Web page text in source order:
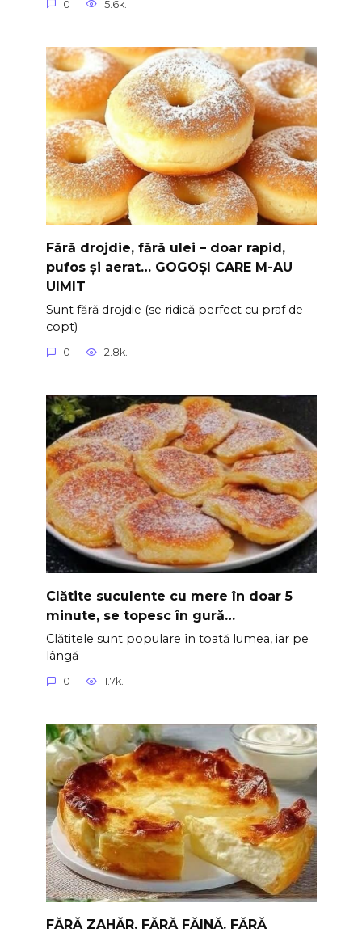
0 5.6k.
Fără drojdie, fără ulei – doar rapid,
pufos și aerat… GOGOȘI CARE M-AU
UIMIT
Sunt fără drojdie (se ridică perfect cu praf de
copt)
0 2.8k.
Clătite suculente cu mere în doar 5
minute, se topesc în gură…
Clătitele sunt populare în toată lumea, iar pe
lângă
0 1.7k.
FĂRĂ ZAHĂR. FĂRĂ FĂINĂ. FĂRĂ